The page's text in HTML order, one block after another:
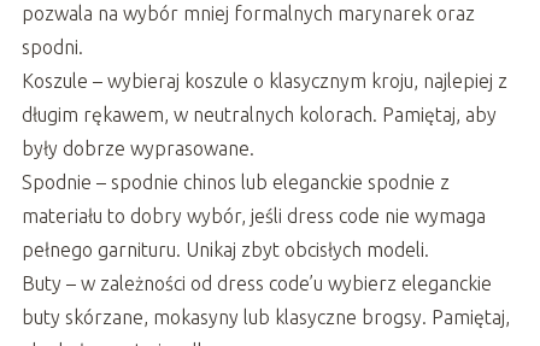
pozwala na wybór mniej formalnych marynarek oraz
spodni.
Koszule – wybieraj koszule o klasycznym kroju, najlepiej z
długim rękawem, w neutralnych kolorach. Pamiętaj, aby
były dobrze wyprasowane.
Spodnie – spodnie chinos lub eleganckie spodnie z
materiału to dobry wybór, jeśli dress code nie wymaga
pełnego garnituru. Unikaj zbyt obcisłych modeli.
Buty – w zależności od dress code’u wybierz eleganckie
buty skórzane, mokasyny lub klasyczne brogsy. Pamiętaj,